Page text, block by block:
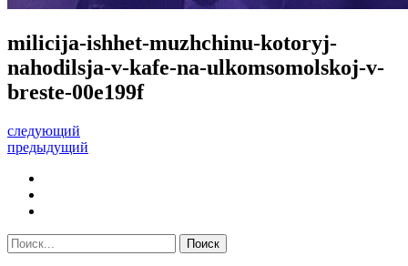
milicija-ishhet-muzhchinu-kotoryj-
nahodilsja-v-kafe-na-ulkomsomolskoj-v-
breste-00e199f
следующий
предыдущий